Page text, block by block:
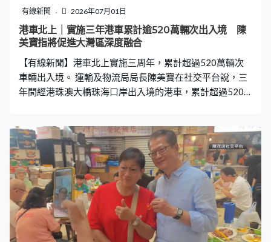
有線新聞 2026年07月01日
港車北上｜實施三年港車累計逾520萬輛次出入境 陳
美寶指將促進大灣區深度融合
【有線新聞】港車北上實施三周年，累計超過520萬輛次
車輛出入境。 運輸及物流局局長陳美寶在社交平台說，三
年間經港珠澳大橋珠海口岸出入境的港車，累計超過520